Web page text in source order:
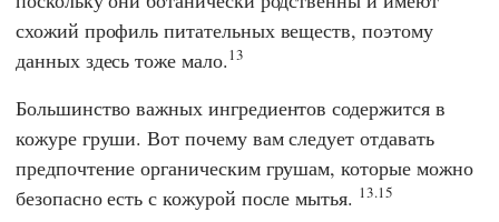
схожий профиль питательных веществ, поэтому
данных здесь тоже мало.13
Большинство важных ингредиентов содержится в
кожуре груши. Вот почему вам следует отдавать
предпочтение органическим грушам, которые можно
безопасно есть с кожурой после мытья. 13.15